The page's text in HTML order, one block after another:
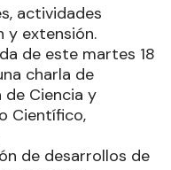
actividades
y extensión.
de este martes 18
charla de
Ciencia y
Científico,
de desarrollos de